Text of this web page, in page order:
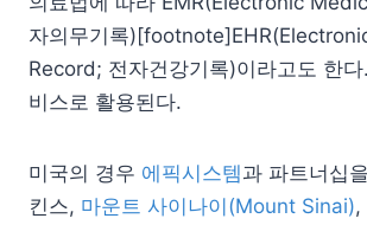
자의무기록
Record; 전자건강기록)이라고도 한
비스로 활용된다.
미국의 경우 에픽시스템과 파트너십
킨스, 마운트 사이나이(Mount Sinai),